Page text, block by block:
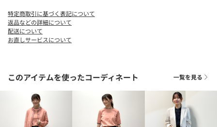
特定商取引に基づく表記について
返品などの詳細について
配送について
お直しサービスについて
このアイテムを使ったコーディネート 一覧を見る